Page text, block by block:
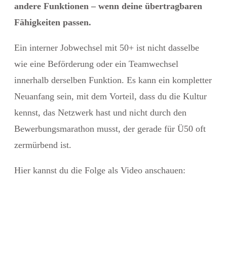
andere Funktionen – wenn deine übertragbaren
Fähigkeiten passen.
Ein interner Jobwechsel mit 50+ ist nicht dasselbe
wie eine Beförderung oder ein Teamwechsel
innerhalb derselben Funktion. Es kann ein kompletter
Neuanfang sein, mit dem Vorteil, dass du die Kultur
kennst, das Netzwerk hast und nicht durch den
Bewerbungsmarathon musst, der gerade für Ü50 oft
zermürbend ist.
Hier kannst du die Folge als Video anschauen: